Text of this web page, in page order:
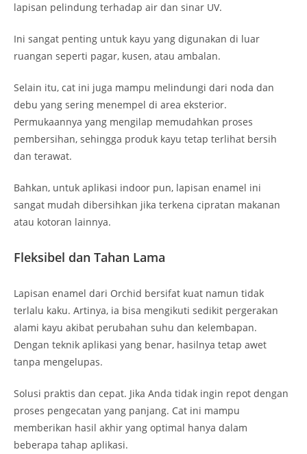
lapisan pelindung terhadap air dan sinar UV.
Ini sangat penting untuk kayu yang digunakan di luar
ruangan seperti pagar, kusen, atau ambalan.
Selain itu, cat ini juga mampu melindungi dari noda dan
debu yang sering menempel di area eksterior.
Permukaannya yang mengilap memudahkan proses
pembersihan, sehingga produk kayu tetap terlihat bersih
dan terawat.
Bahkan, untuk aplikasi indoor pun, lapisan enamel ini
sangat mudah dibersihkan jika terkena cipratan makanan
atau kotoran lainnya.
Fleksibel dan Tahan Lama
Lapisan enamel dari Orchid bersifat kuat namun tidak
terlalu kaku. Artinya, ia bisa mengikuti sedikit pergerakan
alami kayu akibat perubahan suhu dan kelembapan.
Dengan teknik aplikasi yang benar, hasilnya tetap awet
tanpa mengelupas.
Solusi praktis dan cepat. Jika Anda tidak ingin repot dengan
proses pengecatan yang panjang. Cat ini mampu
memberikan hasil akhir yang optimal hanya dalam
beberapa tahap aplikasi.